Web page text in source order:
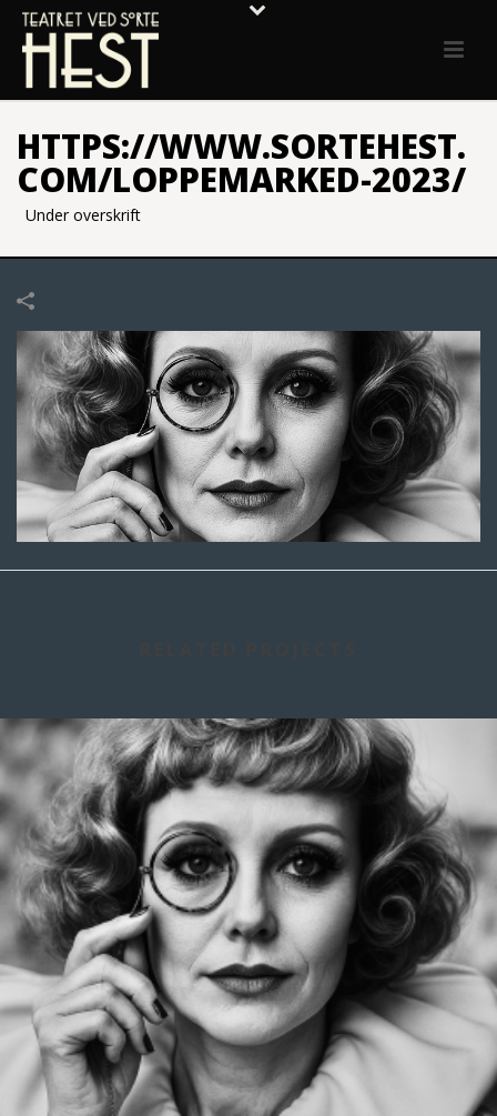
HTTPS://WWW.SORTEHEST.
COM/LOPPEMARKED-2023/
Under overskrift